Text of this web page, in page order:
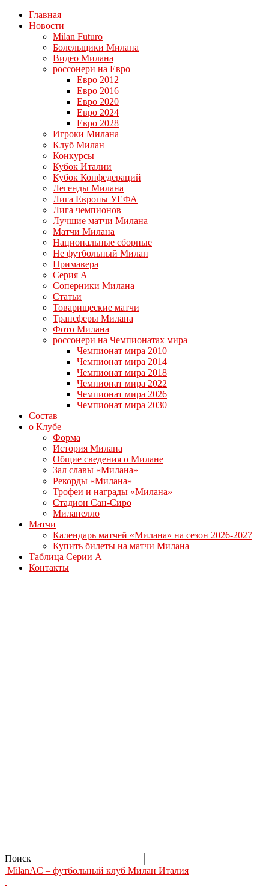
Главная
Новости
Milan Futuro
Болельщики Милана
Видео Милана
россонери на Евро
Евро 2012
Евро 2016
Евро 2020
Евро 2024
Евро 2028
Игроки Милана
Клуб Милан
Конкурсы
Кубок Италии
Кубок Конфедераций
Легенды Милана
Лига Европы УЕФА
Лига чемпионов
Лучшие матчи Милана
Матчи Милана
Национальные сборные
Не футбольный Милан
Примавера
Серия А
Соперники Милана
Статьи
Товарищеские матчи
Трансферы Милана
Фото Милана
россонери на Чемпионатах мира
Чемпионат мира 2010
Чемпионат мира 2014
Чемпионат мира 2018
Чемпионат мира 2022
Чемпионат мира 2026
Чемпионат мира 2030
Состав
о Клубе
Форма
История Милана
Общие сведения о Милане
Зал славы «Милана»
Рекорды «Милана»
Трофеи и награды «Милана»
Стадион Сан-Сиро
Миланелло
Матчи
Календарь матчей «Милана» на сезон 2026-2027
Купить билеты на матчи Милана
Таблица Серии А
Контакты
Поиск
MilanAC – футбольный клуб Милан Италия